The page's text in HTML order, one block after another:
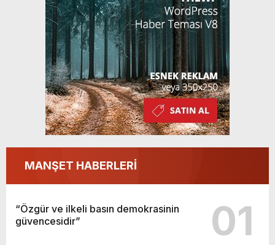
MANŞET HABERLERİ
“Özgür ve ilkeli basın demokrasinin
güvencesidir”
01